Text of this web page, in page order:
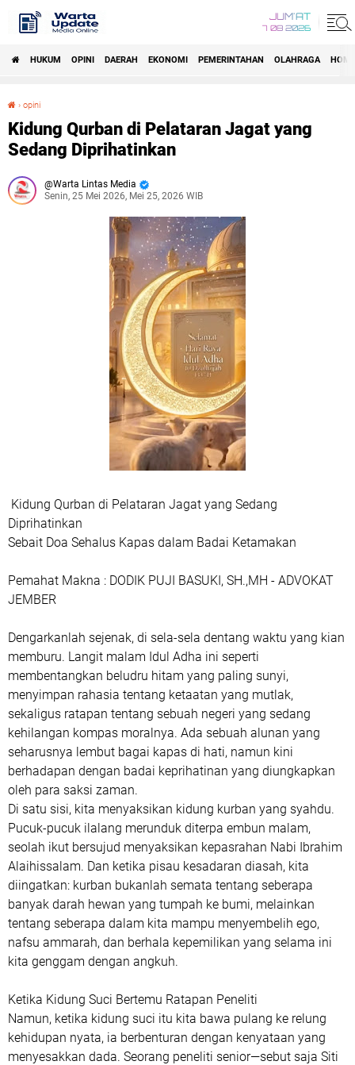
JUM'AT
7 08 2026
HUKUM OPINI DAERAH EKONOMI PEMERINTAHAN OLAHRAGA HOME
› opini
Kidung Qurban di Pelataran Jagat yang
Sedang Diprihatinkan
Warta Lintas Media
Senin, 25 Mei 2026, Mei 25, 2026 WIB
Kidung Qurban di Pelataran Jagat yang Sedang
Diprihatinkan
​Sebait Doa Sehalus Kapas dalam Badai Ketamakan
Pemahat Makna : DODIK PUJI BASUKI, SH.,MH - ADVOKAT
JEMBER
​Dengarkanlah sejenak, di sela-sela dentang waktu yang kian
memburu. Langit malam Idul Adha ini seperti
membentangkan beludru hitam yang paling sunyi,
menyimpan rahasia tentang ketaatan yang mutlak,
sekaligus ratapan tentang sebuah negeri yang sedang
kehilangan kompas moralnya. Ada sebuah alunan yang
seharusnya lembut bagai kapas di hati, namun kini
berhadapan dengan badai keprihatinan yang diungkapkan
oleh para saksi zaman.
​Di satu sisi, kita menyaksikan kidung kurban yang syahdu.
Pucuk-pucuk ilalang merunduk diterpa embun malam,
seolah ikut bersujud menyaksikan kepasrahan Nabi Ibrahim
Alaihissalam. Dan ketika pisau kesadaran diasah, kita
diingatkan: kurban bukanlah semata tentang seberapa
banyak darah hewan yang tumpah ke bumi, melainkan
tentang seberapa dalam kita mampu menyembelih ego,
nafsu ammarah, dan berhala kepemilikan yang selama ini
kita genggam dengan angkuh.
​Ketika Kidung Suci Bertemu Ratapan Peneliti
​Namun, ketika kidung suci itu kita bawa pulang ke relung
kehidupan nyata, ia berbenturan dengan kenyataan yang
menyesakkan dada. Seorang peneliti senior—sebut saja Siti